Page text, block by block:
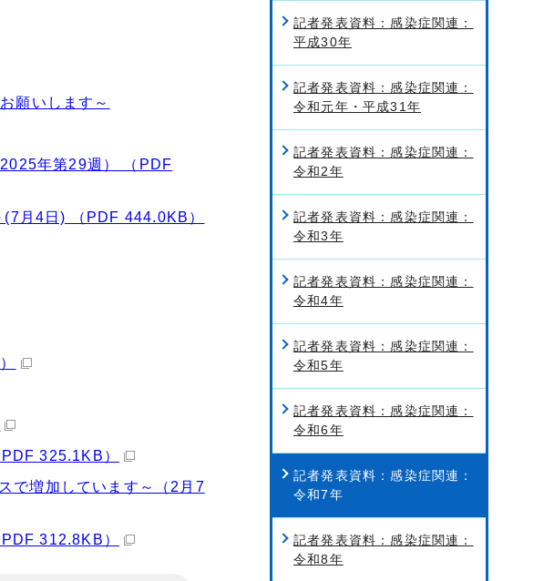
願いします～
年第29週） （PDF
(7月4日) （PDF 444.0KB）
325.1KB）
で増加しています～（2月7
312.8KB）
記者発表資料：感染症関連：
平成30年
記者発表資料：感染症関連：
令和元年・平成31年
記者発表資料：感染症関連：
令和2年
記者発表資料：感染症関連：
令和3年
記者発表資料：感染症関連：
令和4年
記者発表資料：感染症関連：
令和5年
記者発表資料：感染症関連：
令和6年
記者発表資料：感染症関連：
令和7年
記者発表資料：感染症関連：
令和8年